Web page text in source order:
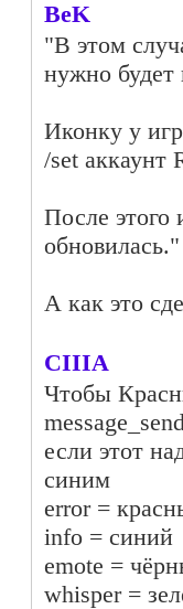
BeK
"В этом
нужно будет
Иконку у
/set аккаунт
После этого
обновилась."
А как это
CIIIA
Чтобы
если этот
синим
error =
info = синий
emote =
whisper =